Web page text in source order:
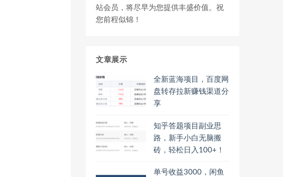
站会员，将尽早为您提供丰盛价值。祝
您前程似锦！
文章展示
全新蓝海项目，百度网
盘转存拉新赚钱渠道分
享
知乎答题项目副业思
路，新手小白无脑搬
砖，轻松日入100+！
单号收益3000，闲鱼